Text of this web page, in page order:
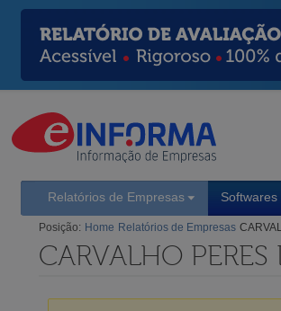
Relatórios de Empresas
Posição: Home Relatórios de Empresas
CARVALHO